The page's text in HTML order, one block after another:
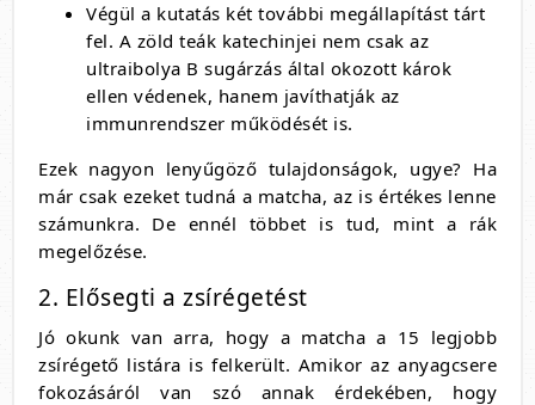
Végül a kutatás két további megállapítást tárt
fel. A zöld teák katechinjei nem csak az
ultraibolya B sugárzás által okozott károk
ellen védenek, hanem javíthatják az
immunrendszer működését is.
Ezek nagyon lenyűgöző tulajdonságok, ugye? Ha
már csak ezeket tudná a matcha, az is értékes lenne
számunkra. De ennél többet is tud, mint a rák
megelőzése.
2. Elősegti a zsírégetést
Jó okunk van arra, hogy a matcha a 15 legjobb
zsírégető listára is felkerült. Amikor az anyagcsere
fokozásáról van szó annak érdekében, hogy